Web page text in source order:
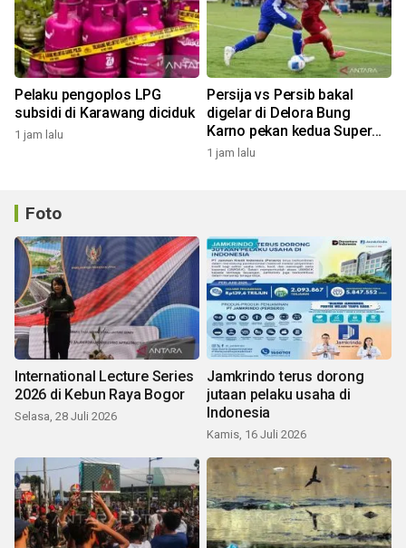
Pelaku pengoplos LPG
subsidi di Karawang diciduk
1 jam lalu
Persija vs Persib bakal
digelar di Delora Bung
Karno pekan kedua Super
League
1 jam lalu
Foto
International Lecture Series
2026 di Kebun Raya Bogor
Selasa, 28 Juli 2026
Jamkrindo terus dorong
jutaan pelaku usaha di
Indonesia
Kamis, 16 Juli 2026